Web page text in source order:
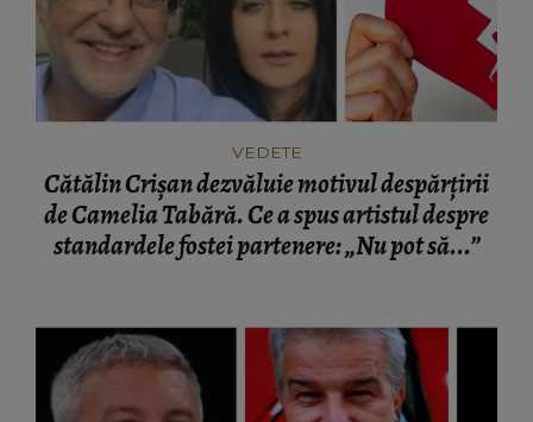
VEDETE
Cătălin Crișan dezvăluie motivul despărțirii
de Camelia Tabără. Ce a spus artistul despre
standardele fostei partenere: „Nu pot să...”